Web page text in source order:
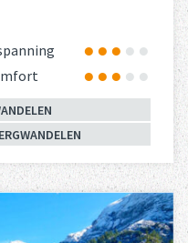
over